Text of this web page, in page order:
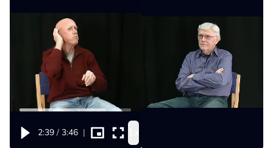
2:39 / 3:46 |